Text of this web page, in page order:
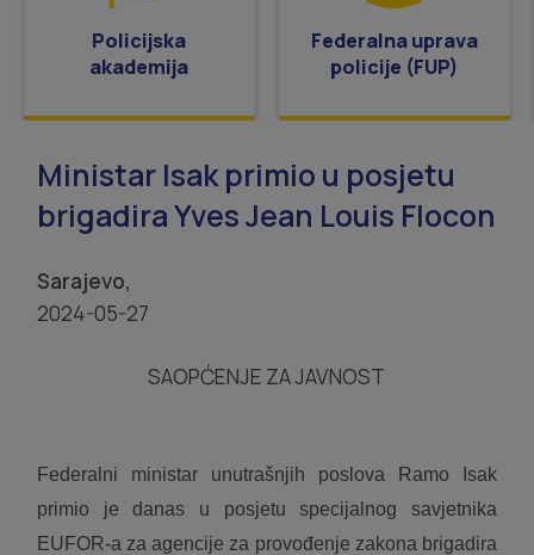
Policijska
akademija
Federalna uprava
policije (FUP)
Ministar Isak primio u posjetu
brigadira Yves Jean Louis Flocon
Sarajevo,
2024-05-27
SAOPĆENJE ZA JAVNOST
Federalni ministar unutrašnjih poslova Ramo Isak
primio je danas u posjetu specijalnog savjetnika
EUFOR-a za agencije za provođenje zakona brigadira